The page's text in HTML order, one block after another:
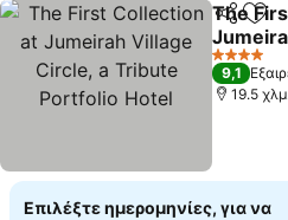
The
Tribute
4 Αστέρια
9,1
19.5
Επιλέξτε ημερομηνίες, για να